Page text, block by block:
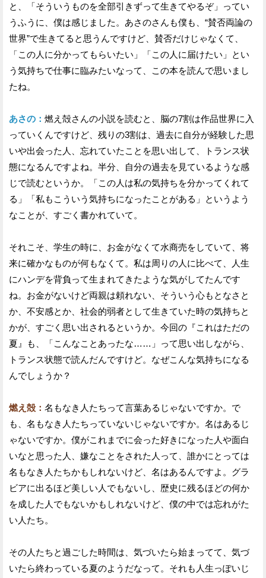
と、「そういうものを全部引きずって生きてやるぞ」ってい
うふうに、僕は感じました。あさのさんも僕も、“賛否両論の
世界”で生きてると思うんですけど、賛否だけじゃなくて、
「この人に分かってもらいたい」「この人に届けたい」とい
う気持ちで仕事に臨みたいなって、この本を読んで思いまし
たね。
あさの： 燃え殻さんの小説を読むと、脳の7割は作品世界に入
っていくんですけど、残りの3割は、過去に自分が経験した思
いや出会った人、忘れていたことを思い出して、トランス状
態になるんですよね。半分、自分の過去を見ているような感
じで読むというか。「この人は私の気持ちを分かってくれて
る」「私もこういう気持ちになったことがある」というよう
なことが、すごく書かれていて。
それこそ、学生の時に、お金がなくて水商売をしていて、将
来に確かなものが何もなくて。私は周りの人に比べて、人生
にハンデを背負って生まれてきたような気がしてたんです
ね。お金がないけど両親は頼れない、そういう心もとなさと
か、不安感とか、社会的弱者として生きていた時の気持ちと
かが、すごく思い出されるというか。今回の『これはただの
夏』も、「こんなことあったな……」って思い出しながら、
トランス状態で読んだんですけど。なぜこんな気持ちになる
んでしょうか？
燃え殻： 名もなき人たちって言葉あるじゃないですか。で
も、名もなき人たちっていないじゃないですか。名はあるじ
ゃないですか。僕がこれまでに会った好きになった人や面白
いなと思った人、嫌なことをされた人って、誰かにとっては
名もなき人たちかもしれないけど、名はあるんですよ。グラ
ビアに出るほど美しい人でもないし、歴史に残るほどの何か
を成した人でもないかもしれないけど、僕の中では忘れがた
い人たち。
その人たちと過ごした時間は、気づいたら始まってて、気づ
いたら終わっている夏のようだなって。それも人生っぽいじ